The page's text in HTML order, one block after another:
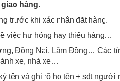
hàng.
trước khi xác nhận đặt hàng.
việc hư hỏng hay thiếu hàng…
Đồng Nai, Lâm Đồng… Các
xe, nhà xe…
tên và ghi rõ họ tên + sđt người